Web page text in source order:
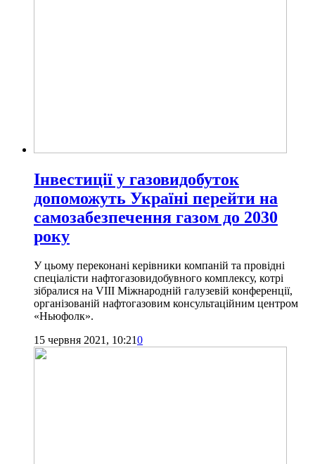
Інвестиції у газовидобуток
допоможуть Україні перейти на
самозабезпечення газом до 2030
року
У цьому переконані керівники компаній та провідні
спеціалісти нафтогазовидобувного комплексу, котрі
зібралися на VIII Міжнародній галузевій конференції,
організованій нафтогазовим консультаційним центром
«Ньюфолк».
15 червня 2021, 10:210